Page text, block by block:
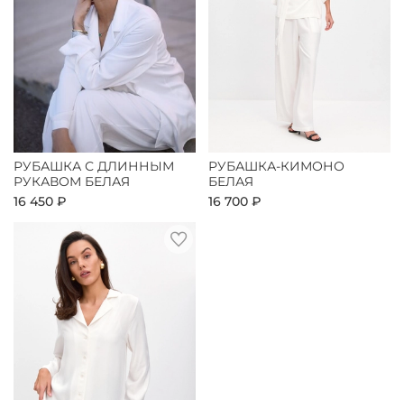
РУБАШКА С ДЛИННЫМ
РУКАВОМ БЕЛАЯ
16 450 ₽
РУБАШКА-КИМОНО
БЕЛАЯ
16 700 ₽